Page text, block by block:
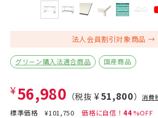
法人会員割引対象商品
グリーン購入法適合商品 国産商品
¥56,980 （税抜 ¥51,800）消費
標準価格¥101,750 44